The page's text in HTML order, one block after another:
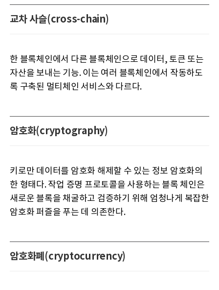
교차 사슬(cross-chain)
한 블록체인에서 다른 블록체인으로 데이터, 토큰 또는
자산을 보내는 기능. 이는 여러 블록체인에서 작동하도
록 구축된 멀티체인 서비스와 다르다.
암호화(cryptography)
키로만 데이터를 암호화 해제할 수 있는 정보 암호화의
한 형태다. 작업 증명 프로토콜을 사용하는 블록 체인은
새로운 블록을 채굴하고 검증하기 위해 엄청나게 복잡한
암호화 퍼즐을 푸는 데 의존한다.
암호화폐(cryptocurrency)